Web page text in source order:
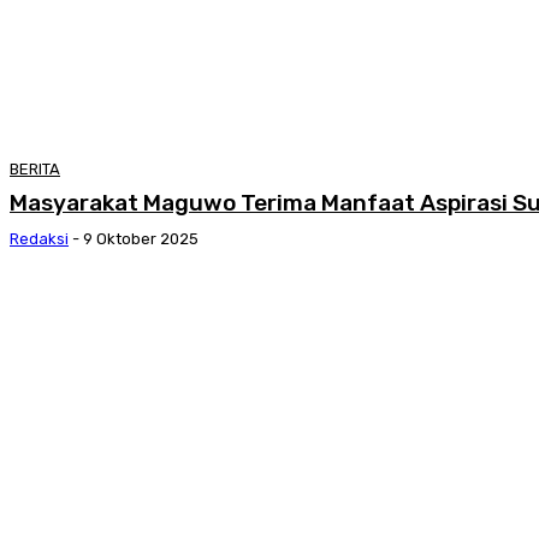
BERITA
Masyarakat Maguwo Terima Manfaat Aspirasi
Redaksi - 9 Oktober 2025